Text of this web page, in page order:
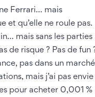
Ferrari… mais
et qu’elle ne roule pas.
mais sans les parties
de risque ? Pas de fun
pas dans un
mais j’ai pas envie
pour acheter 0,001 %